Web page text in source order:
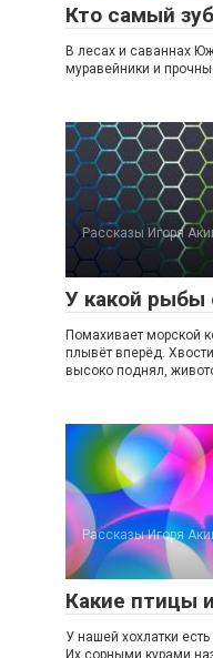
Кто самый
В лесах и саваннах
муравейники и
Рассказы Игоря
У какой рыбы
Помахивает морской
плывёт вперёд.
высоко поднял,
Рассказы Игоря
Какие птицы
У нашей хохлатки
Их сорными курами